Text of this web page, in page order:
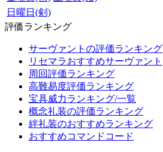
日曜日(剣)
評価ランキング
サーヴァントの評価ランキング
リセマラおすすめサーヴァント
周回評価ランキング
高難易度評価ランキング
宝具威力ランキング/一覧
概念礼装の評価ランキング
絆礼装のおすすめランキング
おすすめコマンドコード